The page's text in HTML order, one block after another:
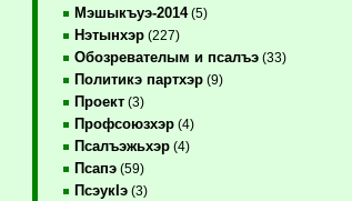
Мэшыкъуэ-2014(5)
Нэтынхэр(227)
Обозревателым и псалъэ(33)
Политикэ партхэр(9)
Проект(3)
Профсоюзхэр(4)
Псалъэжьхэр(4)
Псапэ(59)
ПсэукIэ(3)